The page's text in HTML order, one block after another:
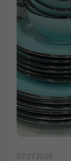
07.07.2026